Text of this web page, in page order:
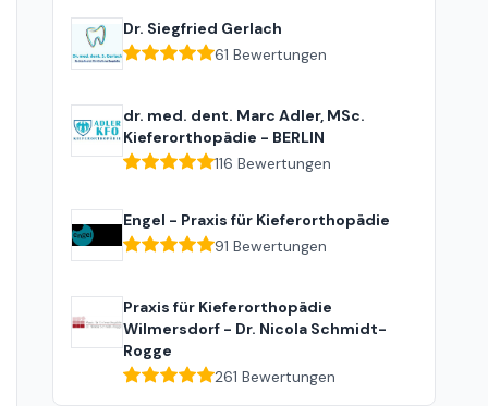
Dr. Siegfried Gerlach
61 Bewertungen
dr. med. dent. Marc Adler, MSc.
Kieferorthopädie - BERLIN
116 Bewertungen
Engel - Praxis für Kieferorthopädie
91 Bewertungen
Praxis für Kieferorthopädie
Wilmersdorf - Dr. Nicola Schmidt-
Rogge
261 Bewertungen